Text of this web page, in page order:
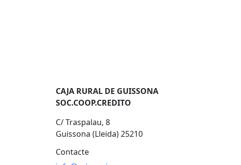
CAJA RURAL DE GUISSONA
SOC.COOP.CREDITO
C/ Traspalau, 8
Guissona (Lleida) 25210
Contacte